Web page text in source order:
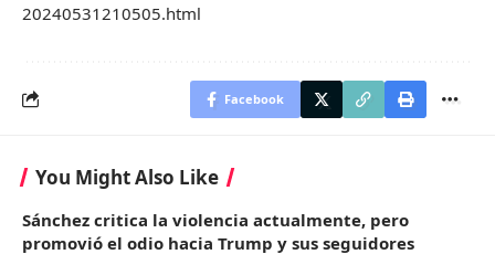
20240531210505.html
Facebook
You Might Also Like
Sánchez critica la violencia actualmente, pero
promovió el odio hacia Trump y sus seguidores